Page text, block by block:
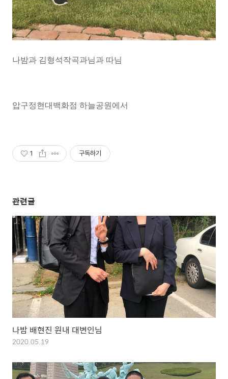
나밤과 김형석작곡과님과 따님
압구정현대백화점 하늘공원에서
1 구독하기
관련글
나밤 배현진 원내 대변인님
2020.05.19